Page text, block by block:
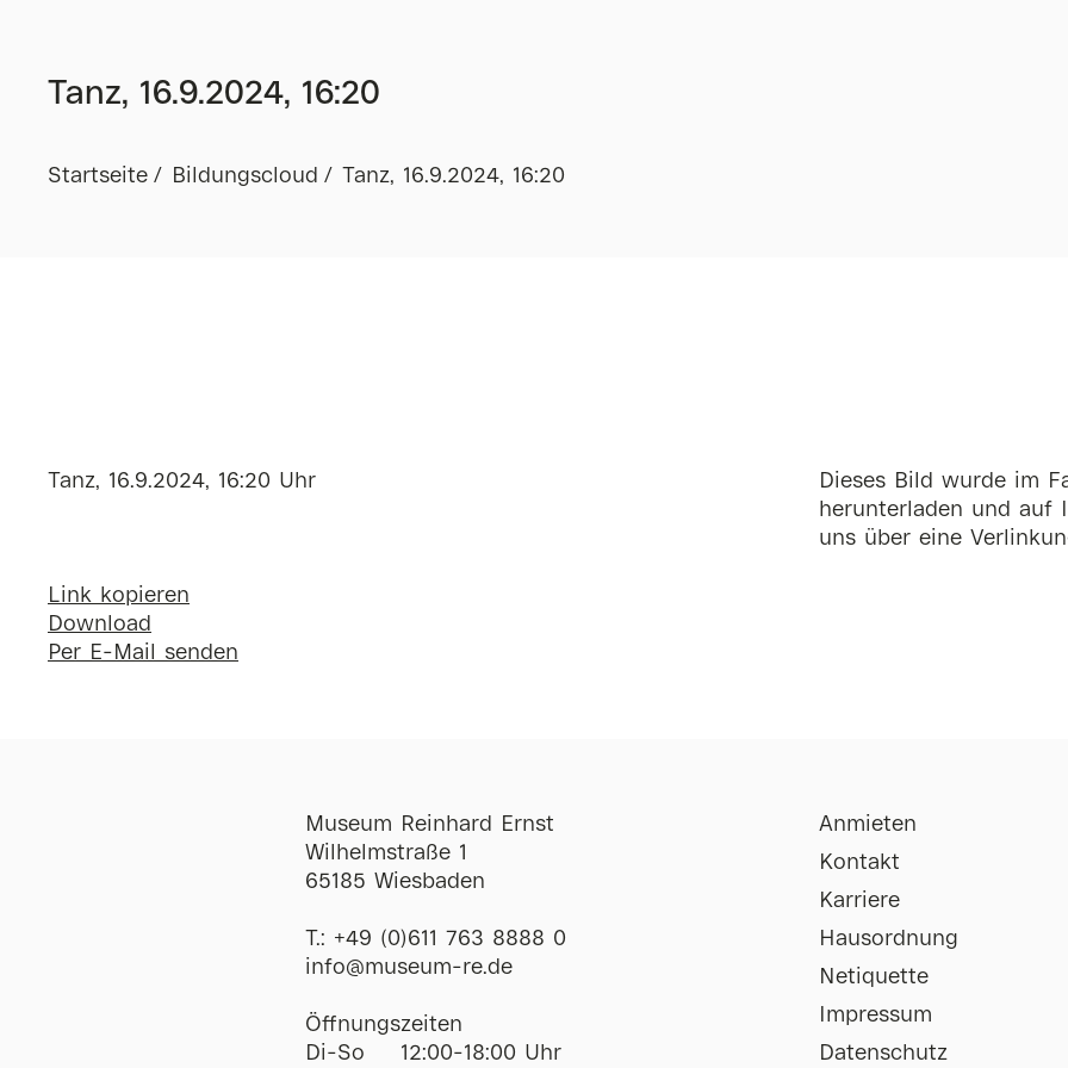
Tanz, 16.9.2024, 16:20
Startseite Bildungscloud Tanz, 16.9.2024, 16:20
Tanz, 16.9.2024, 16:20 Uhr
Link kopieren
Download
Per E-Mail senden
Dieses Bild wurde im
herunterladen und auf
uns über eine
Museum Reinhard Ernst
Wilhelmstraße 1
65185 Wiesbaden
T.: +49 (0)611 763 8888 0
ofni@museum-re de
Öffnungszeiten
Di-So
12:00-18:00 Uhr
Anmieten
Kontakt
Karriere
Hausordnung
Netiquette
Impressum
Datenschutz